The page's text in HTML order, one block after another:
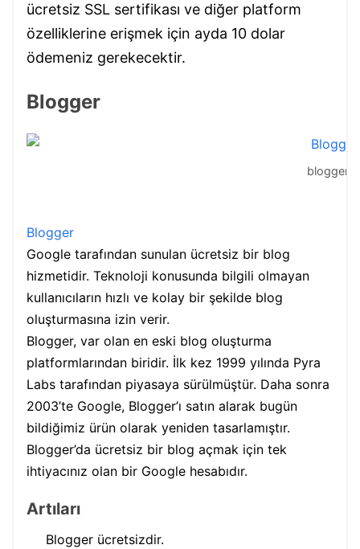
ücretsiz SSL sertifikası ve diğer platform
özelliklerine erişmek için ayda 10 dolar
ödemeniz gerekecektir.
Blogger
blogger
Blogger
Google tarafından sunulan ücretsiz bir blog
hizmetidir. Teknoloji konusunda bilgili olmayan
kullanıcıların hızlı ve kolay bir şekilde blog
oluşturmasına izin verir.
Blogger, var olan en eski blog oluşturma
platformlarından biridir. İlk kez 1999 yılında Pyra
Labs tarafından piyasaya sürülmüştür. Daha sonra
2003’te Google, Blogger’ı satın alarak bugün
bildiğimiz ürün olarak yeniden tasarlamıştır.
Blogger’da ücretsiz bir blog açmak için tek
ihtiyacınız olan bir Google hesabıdır.
Artıları
Blogger ücretsizdir.